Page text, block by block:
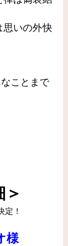
思いの外快
ことまで
定！
様